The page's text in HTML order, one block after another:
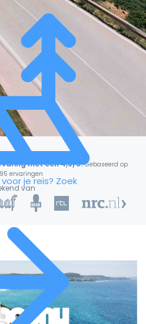
je reis? Zoek
met een 4,9/5! Gebaseerd op
ervaringen
van